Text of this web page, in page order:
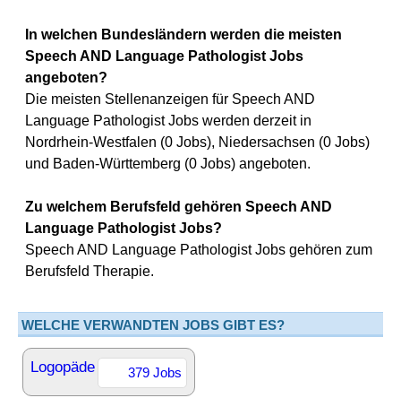
In welchen Bundesländern werden die meisten
Speech AND Language Pathologist Jobs
angeboten?
Die meisten Stellenanzeigen für Speech AND
Language Pathologist Jobs werden derzeit in
Nordrhein-Westfalen (0 Jobs), Niedersachsen (0 Jobs)
und Baden-Württemberg (0 Jobs) angeboten.
Zu welchem Berufsfeld gehören Speech AND
Language Pathologist Jobs?
Speech AND Language Pathologist Jobs gehören zum
Berufsfeld Therapie.
WELCHE VERWANDTEN JOBS GIBT ES?
Logopäde 379 Jobs